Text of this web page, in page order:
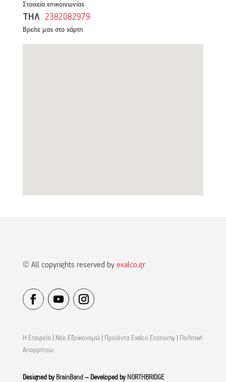
Στοιχεία επικοινωνίας
ΤΗΛ 2382082979
Βρείτε μας στο χάρτη
© All copyrights reserved by exalco.gr
Η Εταιρεία Νέο Εξοικονομώ| Προϊόντα Exalco Economy| Πολιτική
Απορρήτου
Designed by BrainBand– Developed by NORTHBRIDGE